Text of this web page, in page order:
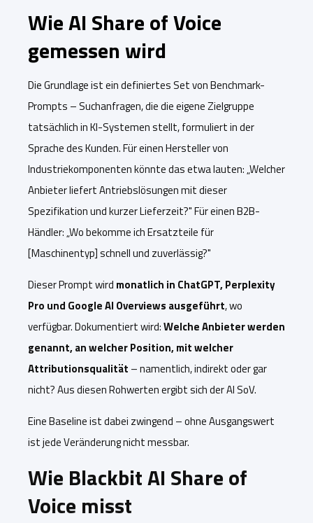
Wie AI Share of Voice
gemessen wird
Die Grundlage ist ein definiertes Set von Benchmark-
Prompts – Suchanfragen, die die eigene Zielgruppe
tatsächlich in KI-Systemen stellt, formuliert in der
Sprache des Kunden. Für einen Hersteller von
Industriekomponenten könnte das etwa lauten: „Welcher
Anbieter liefert Antriebslösungen mit dieser
Spezifikation und kurzer Lieferzeit?" Für einen B2B-
Händler: „Wo bekomme ich Ersatzteile für
[Maschinentyp] schnell und zuverlässig?"
Dieser Prompt wird monatlich in ChatGPT, Perplexity
Pro und Google AI Overviews ausgeführt, wo
verfügbar. Dokumentiert wird:Welche Anbieter werden
genannt, an welcher Position, mit welcher
Attributionsqualität – namentlich, indirekt oder gar
nicht? Aus diesen Rohwerten ergibt sich der AI SoV.
Eine Baseline ist dabei zwingend – ohne Ausgangswert
ist jede Veränderung nicht messbar.
Wie Blackbit AI Share of
Voice misst